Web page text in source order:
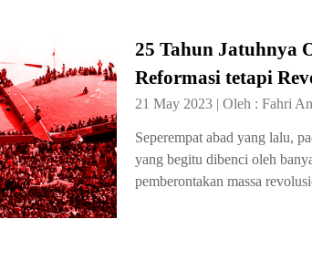
25 Tahun Jatuhnya
Reformasi tetapi
21 May 2023 | Oleh : Fahri
Seperempat abad yang lalu,
yang begitu dibenci oleh
pemberontakan massa